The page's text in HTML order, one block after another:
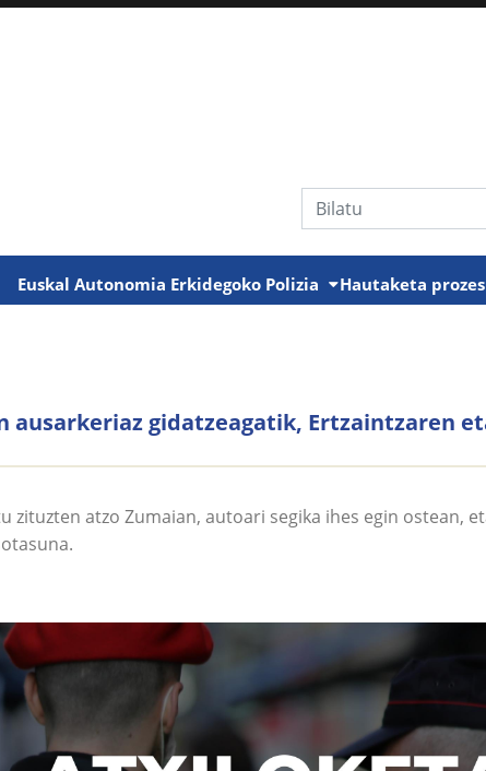
Bilaketa
Euskal Autonomia Erkidegoko Polizia Hautaketa
gidatzeagatik, Ertzaintzaren
zituzten atzo Zumaian, autoari segika ihes egin ostean,